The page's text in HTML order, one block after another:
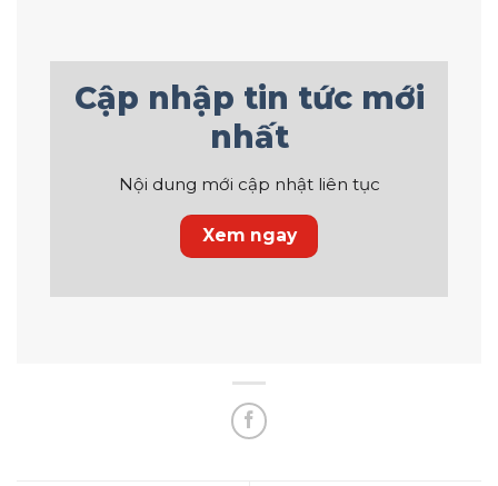
Cập nhập tin tức mới
nhất
Nội dung mới cập nhật liên tục
Xem ngay